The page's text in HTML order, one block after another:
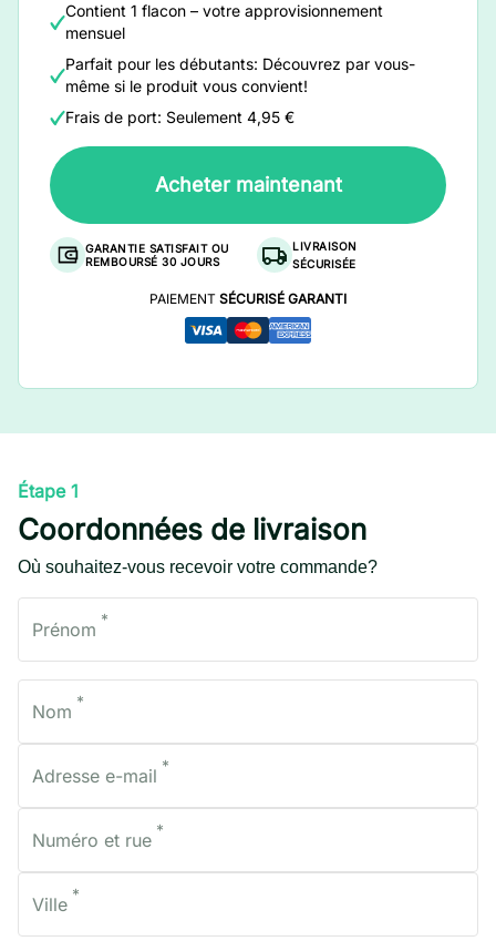
Contient 1 flacon – votre approvisionnement
mensuel
Parfait pour les débutants: Découvrez par vous-
même si le produit vous convient!
Frais de port: Seulement 4,95 €
Acheter maintenant
GARANTIE SATISFAIT OU
REMBOURSÉ 30 JOURS
LIVRAISON
SÉCURISÉE
PAIEMENT SÉCURISÉ GARANTI
Étape 1
Coordonnées de livraison
Où souhaitez-vous recevoir votre commande?
Prénom *
Nom *
Adresse e-mail *
Numéro et rue *
Ville *